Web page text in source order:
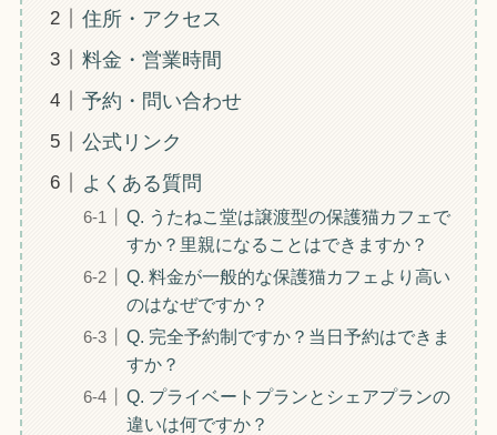
住所・アクセス
料金・営業時間
予約・問い合わせ
公式リンク
よくある質問
Q. うたねこ堂は譲渡型の保護猫カフェで
すか？里親になることはできますか？
Q. 料金が一般的な保護猫カフェより高い
のはなぜですか？
Q. 完全予約制ですか？当日予約はできま
すか？
Q. プライベートプランとシェアプランの
違いは何ですか？